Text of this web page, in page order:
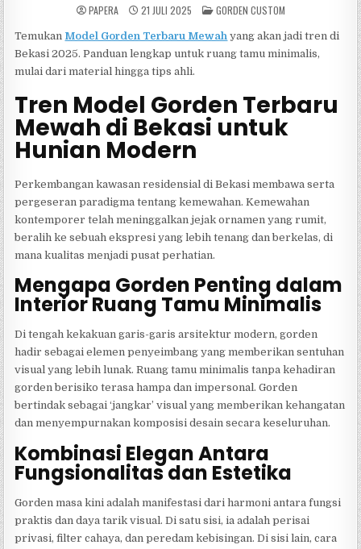
PAPERA 21 JULI 2025 POSTED
IN
GORDEN CUSTOM
Temukan Model Gorden Terbaru Mewah yang akan jadi tren di
Bekasi 2025. Panduan lengkap untuk ruang tamu minimalis,
mulai dari material hingga tips ahli.
Tren Model Gorden Terbaru
Mewah di Bekasi untuk
Hunian Modern
Perkembangan kawasan residensial di Bekasi membawa serta
pergeseran paradigma tentang kemewahan. Kemewahan
kontemporer telah meninggalkan jejak ornamen yang rumit,
beralih ke sebuah ekspresi yang lebih tenang dan berkelas, di
mana kualitas menjadi pusat perhatian.
Mengapa Gorden Penting dalam
Interior Ruang Tamu Minimalis
Di tengah kekakuan garis-garis arsitektur modern, gorden
hadir sebagai elemen penyeimbang yang memberikan sentuhan
visual yang lebih lunak. Ruang tamu minimalis tanpa kehadiran
gorden berisiko terasa hampa dan impersonal. Gorden
bertindak sebagai ‘jangkar’ visual yang memberikan kehangatan
dan menyempurnakan komposisi desain secara keseluruhan.
Kombinasi Elegan Antara
Fungsionalitas dan Estetika
Gorden masa kini adalah manifestasi dari harmoni antara fungsi
praktis dan daya tarik visual. Di satu sisi, ia adalah perisai
privasi, filter cahaya, dan peredam kebisingan. Di sisi lain, cara